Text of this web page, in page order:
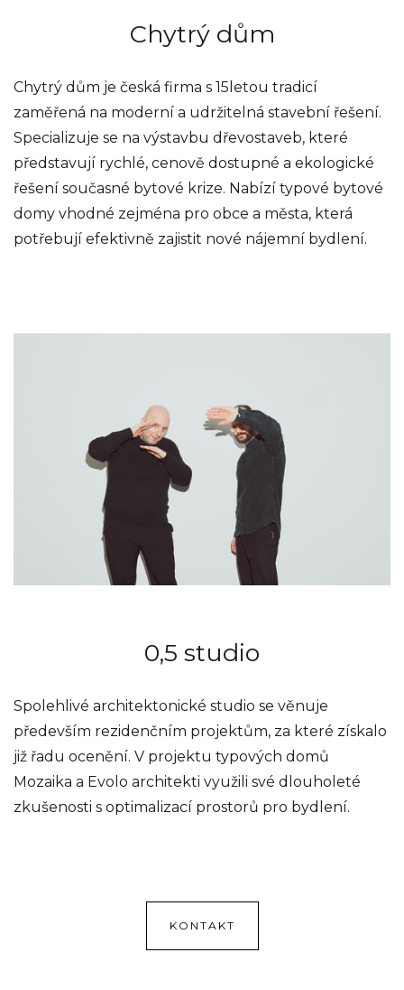
Chytrý dům
Chytrý dům je česká firma s 15letou tradicí
zaměřená na moderní a udržitelná stavební řešení.
Specializuje se na výstavbu dřevostaveb, které
představují rychlé, cenově dostupné a ekologické
řešení současné bytové krize. Nabízí typové bytové
domy vhodné zejména pro obce a města, která
potřebují efektivně zajistit nové nájemní bydlení.
0,5 studio
Spolehlivé architektonické studio se věnuje
především rezidenčním projektům, za které získalo
již řadu ocenění. V projektu typových domů
Mozaika a Evolo architekti využili své dlouholeté
zkušenosti s optimalizací prostorů pro bydlení.
KONTAKT